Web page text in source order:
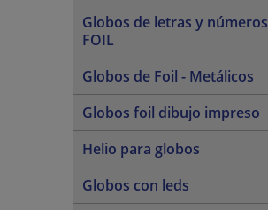
Globos de letras y números
FOIL
Globos de Foil - Metálicos
Globos foil dibujo impreso
Helio para globos
Globos con leds